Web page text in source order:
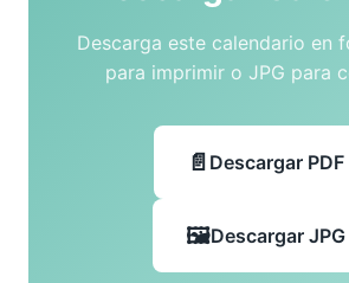
Descarga este calendario en
para imprimir o JPG para
Descargar PDF
Descargar JPG